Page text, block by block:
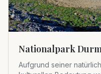
Nationalpark
Aufgrund seiner